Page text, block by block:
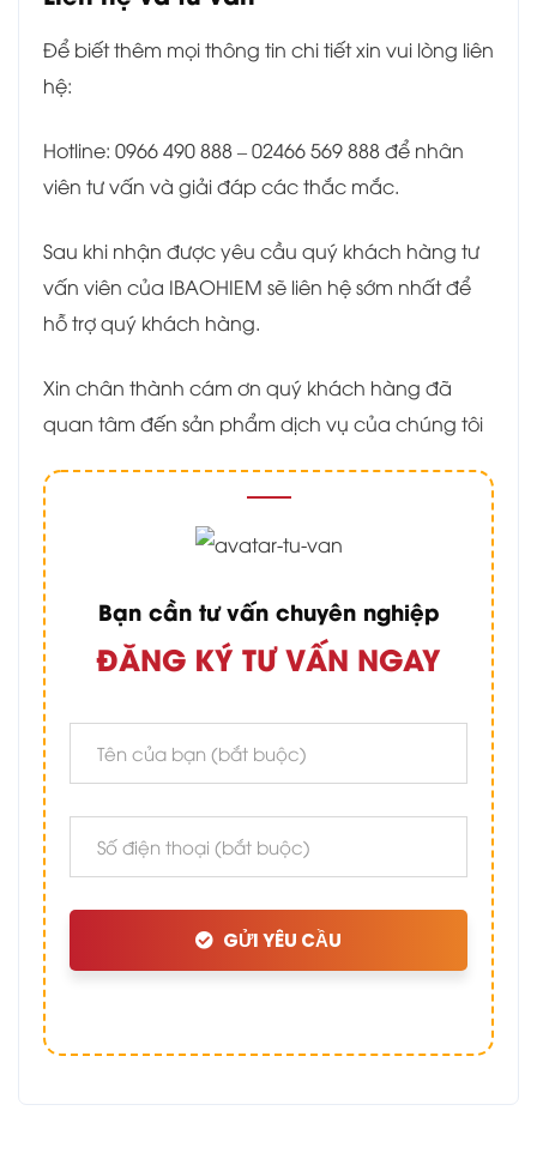
Để biết thêm mọi thông tin chi tiết xin vui lòng liên
hệ:
Hotline: 0966 490 888 – 02466 569 888 để nhân
viên tư vấn và giải đáp các thắc mắc.
Sau khi nhận được yêu cầu quý khách hàng tư
vấn viên của IBAOHIEM sẽ liên hệ sớm nhất để
hỗ trợ quý khách hàng.
Xin chân thành cám ơn quý khách hàng đã
quan tâm đến sản phẩm dịch vụ của chúng tôi
Bạn cần tư vấn chuyên nghiệp
ĐĂNG KÝ TƯ VẤN NGAY
GỬI YÊU CẦU